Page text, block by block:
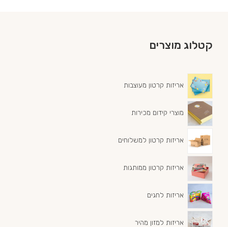
קטלוג מוצרים
אריזות קרטון מעוצבות
מוצרי קידום מכירות
אריזות קרטון למשלוחים
אריזות קרטון ממותגות
אריזות לחגים
אריזות למזון מהיר